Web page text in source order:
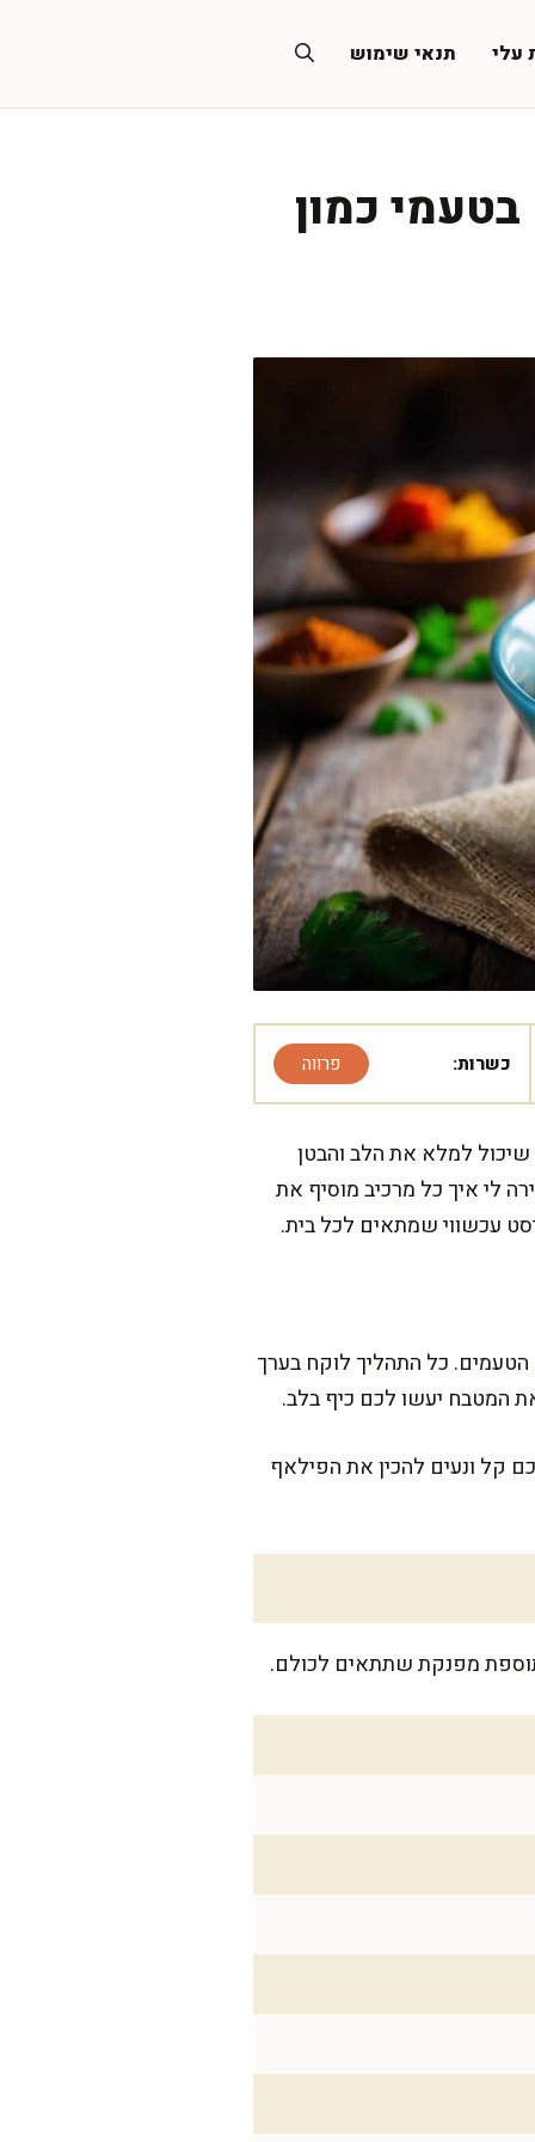
עלי תנאי שימוש
כמון
כשרות: פרווה
למלא את הלב והבטן
לי איך כל מרכיב מוסיף את
עכשווי שמתאים לכל בית.
הטעמים. כל התהליך לוקח בערך
המטבח יעשו לכם כיף בלב.
קל ונעים להכין את הפילאף